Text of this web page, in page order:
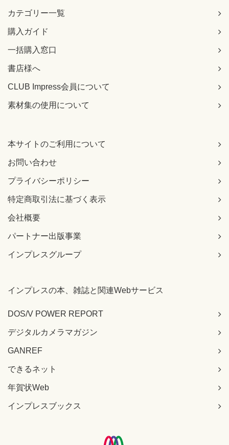
カテゴリー一覧
購入ガイド
一括購入窓口
書店様へ
CLUB Impress会員について
素材集の使用について
本サイトのご利用について
お問い合わせ
プライバシーポリシー
特定商取引法に基づく表示
会社概要
パートナー出版事業
インプレスグループ
インプレスの本、雑誌と関連Webサービス
DOS/V POWER REPORT
デジタルカメラマガジン
GANREF
できるネット
年賀状Web
インプレスブックス